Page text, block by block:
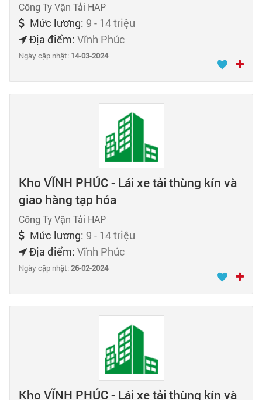
Công Ty Vận Tải HAP
Mức lương: 9 - 14 triệu
Địa điểm: Vĩnh Phúc
Ngày cập nhật: 14-03-2024
Kho VĨNH PHÚC - Lái xe tải thùng kín và
giao hàng tạp hóa
Công Ty Vận Tải HAP
Mức lương: 9 - 14 triệu
Địa điểm: Vĩnh Phúc
Ngày cập nhật:26-02-2024
Kho VĨNH PHÚC - Lái xe tải thùng kín và